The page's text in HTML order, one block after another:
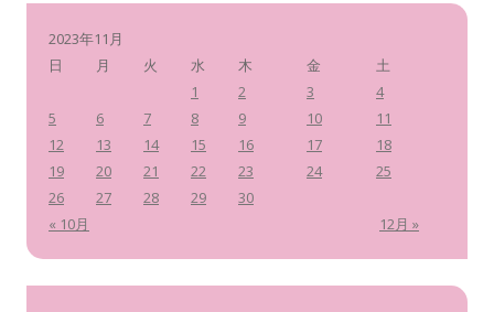
2023年11月
日
月 火 水 木 金 土
« 10月 12月 »
1 2 3
4
5
6 7 8 9 10
11
12
13 14 15 16 17
18
19
20 21 22 23 24
25
26
27 28 29 30